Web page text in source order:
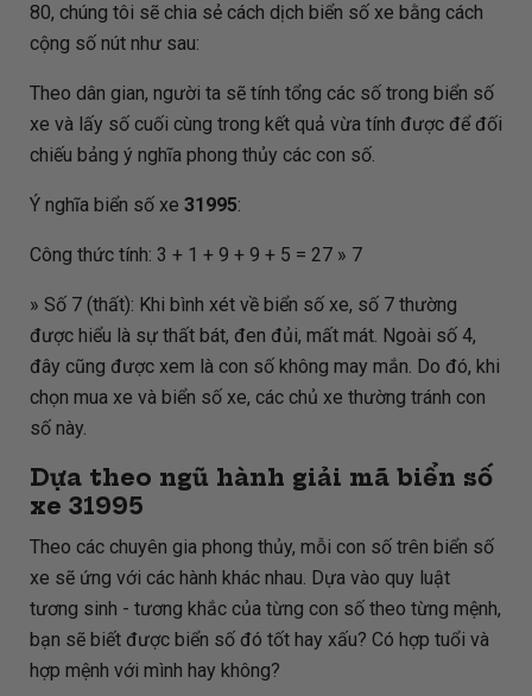
80, chúng tôi sẽ chia sẻ cách dịch biển số xe bằng cách
cộng số nút như sau:
Theo dân gian, người ta sẽ tính tổng các số trong biển số
xe và lấy số cuối cùng trong kết quả vừa tính được để đối
chiếu bảng ý nghĩa phong thủy các con số.
Ý nghĩa biển số xe 31995:
Công thức tính: 3 + 1 + 9 + 9 + 5 = 27 » 7
» Số 7 (thất): Khi bình xét về biển số xe, số 7 thường
được hiểu là sự thất bát, đen đủi, mất mát. Ngoài số 4,
đây cũng được xem là con số không may mắn. Do đó, khi
chọn mua xe và biển số xe, các chủ xe thường tránh con
số này.
Dựa theo ngũ hành giải mã biển số
xe 31995
Theo các chuyên gia phong thủy, mỗi con số trên biển số
xe sẽ ứng với các hành khác nhau. Dựa vào quy luật
tương sinh - tương khắc của từng con số theo từng mệnh,
bạn sẽ biết được biển số đó tốt hay xấu? Có hợp tuổi và
hợp mệnh với mình hay không?